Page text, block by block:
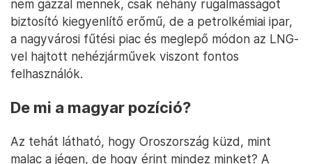
nem gázzal mennek, csak néhány rugalmasságot
biztosító kiegyenlítő erőmű, de a petrolkémiai ipar,
a nagyvárosi fűtési piac és meglepő módon az LNG-
vel hajtott nehézjárművek viszont fontos
felhasználók.
De mi a magyar pozíció?
Az tehát látható, hogy Oroszország küzd, mint
malac a jégen, de hogy érint mindez minket? A